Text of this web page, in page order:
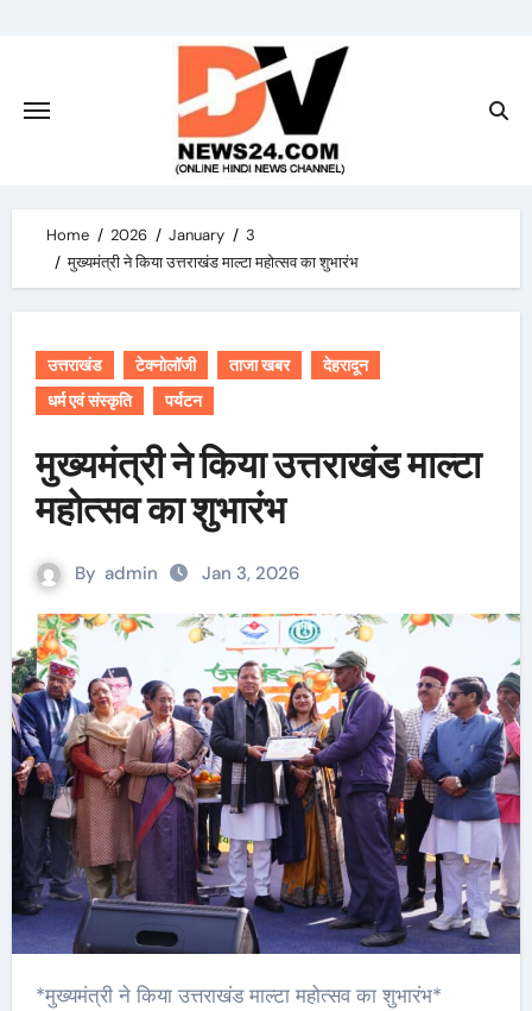
Home 2026 January
3
मुख्यमंत्री ने किया उत्तराखंड माल्टा महोत्सव का शुभारंभ
उत्तराखंड टेक्नोलॉजी ताजा खबर
देहरादून
धर्म एवं संस्कृति
पर्यटन
मुख्यमंत्री ने किया उत्तराखंड माल्टा
महोत्सव का शुभारंभ
By admin Jan 3, 2026
*मुख्यमंत्री ने किया उत्तराखंड माल्टा महोत्सव का शुभारंभ*